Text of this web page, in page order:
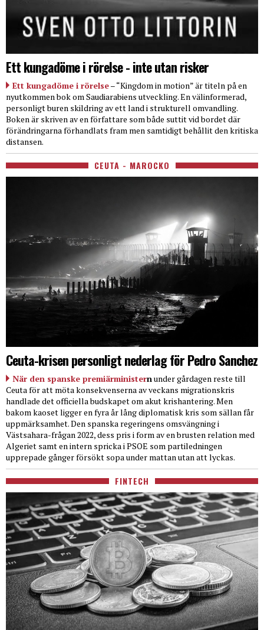
Ett kungadöme i rörelse - inte utan risker
Ett kungadöme i rörelse– “Kingdom in motion” är titeln på en
nyutkommen bok om Saudiarabiens utveckling. En välinformerad,
personligt buren skildring av ett land i strukturell omvandling.
Boken är skriven av en författare som både suttit vid bordet där
förändringarna förhandlats fram men samtidigt behållit den kritiska
distansen.
CEUTA - MAROCKO
Ceuta-krisen personligt nederlag för Pedro Sanchez
När den spanske premiärministernunder gårdagen reste till
Ceuta för att möta konsekvenserna av veckans migrationskris
handlade det officiella budskapet om akut krishantering. Men
bakom kaoset ligger en fyra år lång diplomatisk kris som sällan får
uppmärksamhet. Den spanska regeringens omsvängning i
Västsahara-frågan 2022, dess pris i form av en brusten relation med
Algeriet samt en intern spricka i PSOE som partiledningen
upprepade gånger försökt sopa under mattan utan att lyckas.
FINTECH